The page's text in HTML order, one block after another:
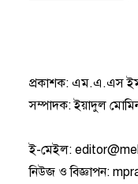
প্রকাশক: এম.এ.এস
সম্পাদক: ইয়াদুল
ই-মেইল:
নিউজ ও বিজ্ঞাপন: